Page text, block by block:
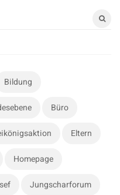
Bildung
Büro
Eltern
Homepage
Jungscharforum